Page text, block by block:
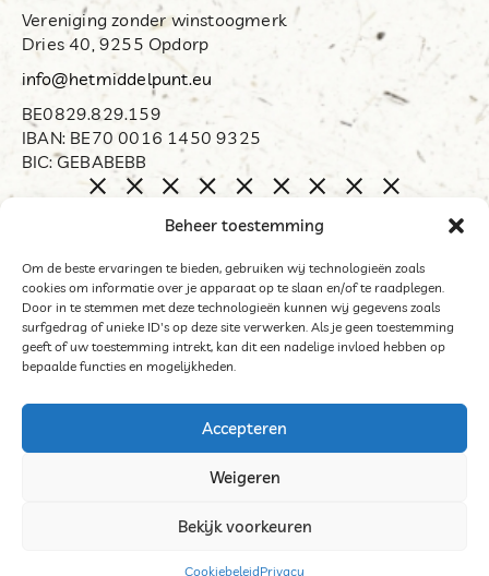
Beheer toestemming
Om de beste ervaringen te bieden, gebruiken wij technologieën zoals
cookies om informatie over je apparaat op te slaan en/of te raadplegen.
Door in te stemmen met deze technologieën kunnen wij gegevens zoals
surfgedrag of unieke ID's op deze site verwerken. Als je geen toestemming
geeft of uw toestemming intrekt, kan dit een nadelige invloed hebben op
bepaalde functies en mogelijkheden.
Accepteren
Weigeren
Bekijk voorkeuren
CookiebeleidPrivacy
Vereniging zonder winstoogmerk
Dries 40, 9255 Opdorp
info@hetmiddelpunt.eu
BE0829.829.159
IBAN: BE70 0016 1450 9325
BIC: GEBABEBB
Restart
Organisator
Word mecenas
Archief
Algemene voorwaarden deelnemers tentoonstelling